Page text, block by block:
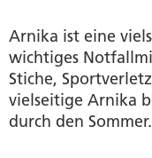
Arnika ist eine
wichtiges
Stiche,
vielseitige Arnika
durch den Sommer.